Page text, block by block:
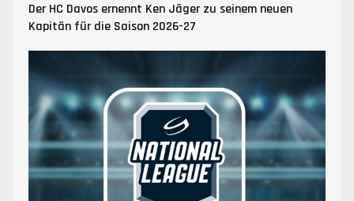
Der HC Davos ernennt Ken Jäger zu seinem neuen
Kapitän für die Saison 2026-27